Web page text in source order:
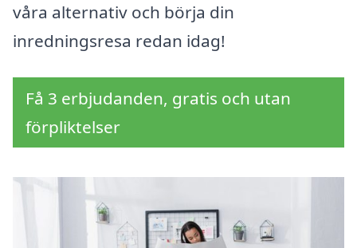
våra alternativ och börja din
inredningsresa redan idag!
Få 3 erbjudanden, gratis och utan
förpliktelser